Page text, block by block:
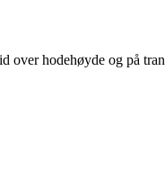
over hodehøyde og på